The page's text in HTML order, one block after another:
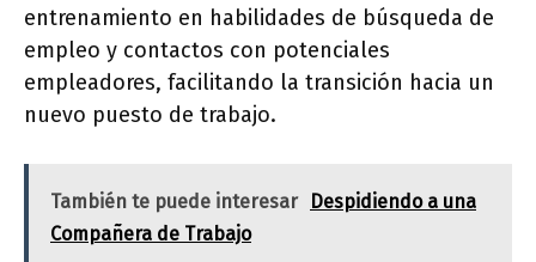
entrenamiento en habilidades de búsqueda de
empleo y contactos con potenciales
empleadores, facilitando la transición hacia un
nuevo puesto de trabajo.
También te puede interesar
Despidiendo a una
Compañera de Trabajo